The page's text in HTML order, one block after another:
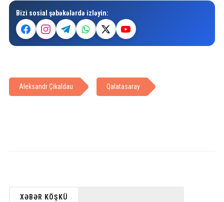
Bizi sosial şəbəkələrdə izləyin:
Aleksandr Çikaldau Qalatasaray
XƏBƏR KÖŞKÜ